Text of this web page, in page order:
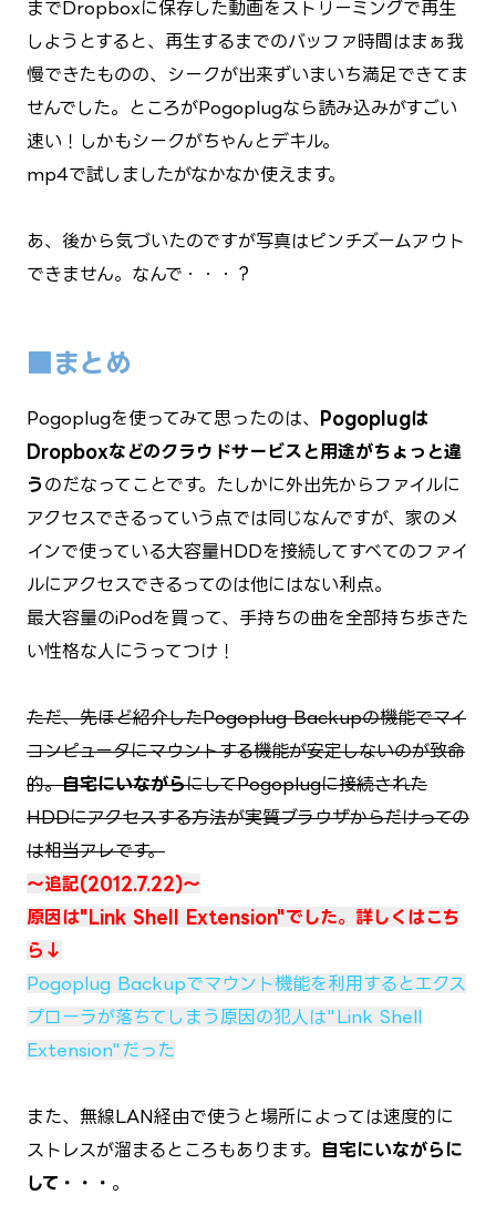
までDropboxに保存した動画をストリーミングで再生
しようとすると、再生するまでのバッファ時間はまぁ我
慢できたものの、シークが出来ずいまいち満足できてま
せんでした。
ところがPogoplugなら読み込みがすごい
速い！しかもシークがちゃんとデキル。
mp4で試しましたがなかなか使えます。
あ、後から気づいたのですが写真はピンチズームアウト
できません。なんで・・・？
■まとめ
Pogoplugを使ってみて思ったのは、
Pogoplugは
Dropboxなどのクラウドサービスと用途がちょっと違
うのだなってことです。たしかに外出先からファイルに
アクセスできるっていう点では同じなんですが、家のメ
インで使っている大容量HDDを接続してすべてのファイ
ルにアクセスできるってのは他にはない利点。
最大容量のiPodを買って、手持ちの曲を全部持ち歩きた
い性格な人にうってつけ！
ただ、先ほど紹介したPogoplug Backupの機能でマイ
コンピュータにマウントする機能が安定しないのが致命
的。自宅にいながらにしてPogoplugに接続された
HDDにアクセスする方法が実質ブラウザからだけっての
は相当アレです。
～追記(2012.7.22)～
原因は"Link Shell Extension"でした。詳しくはこち
ら↓
Pogoplug Backupでマウント機能を利用するとエクス
プローラが落ちてしまう原因の犯人は"Link Shell
Extension"だった
また、無線LAN経由で使うと場所によっては速度的に
ストレスが溜まるところもあります。
自宅にいながらに
して・・・ 。